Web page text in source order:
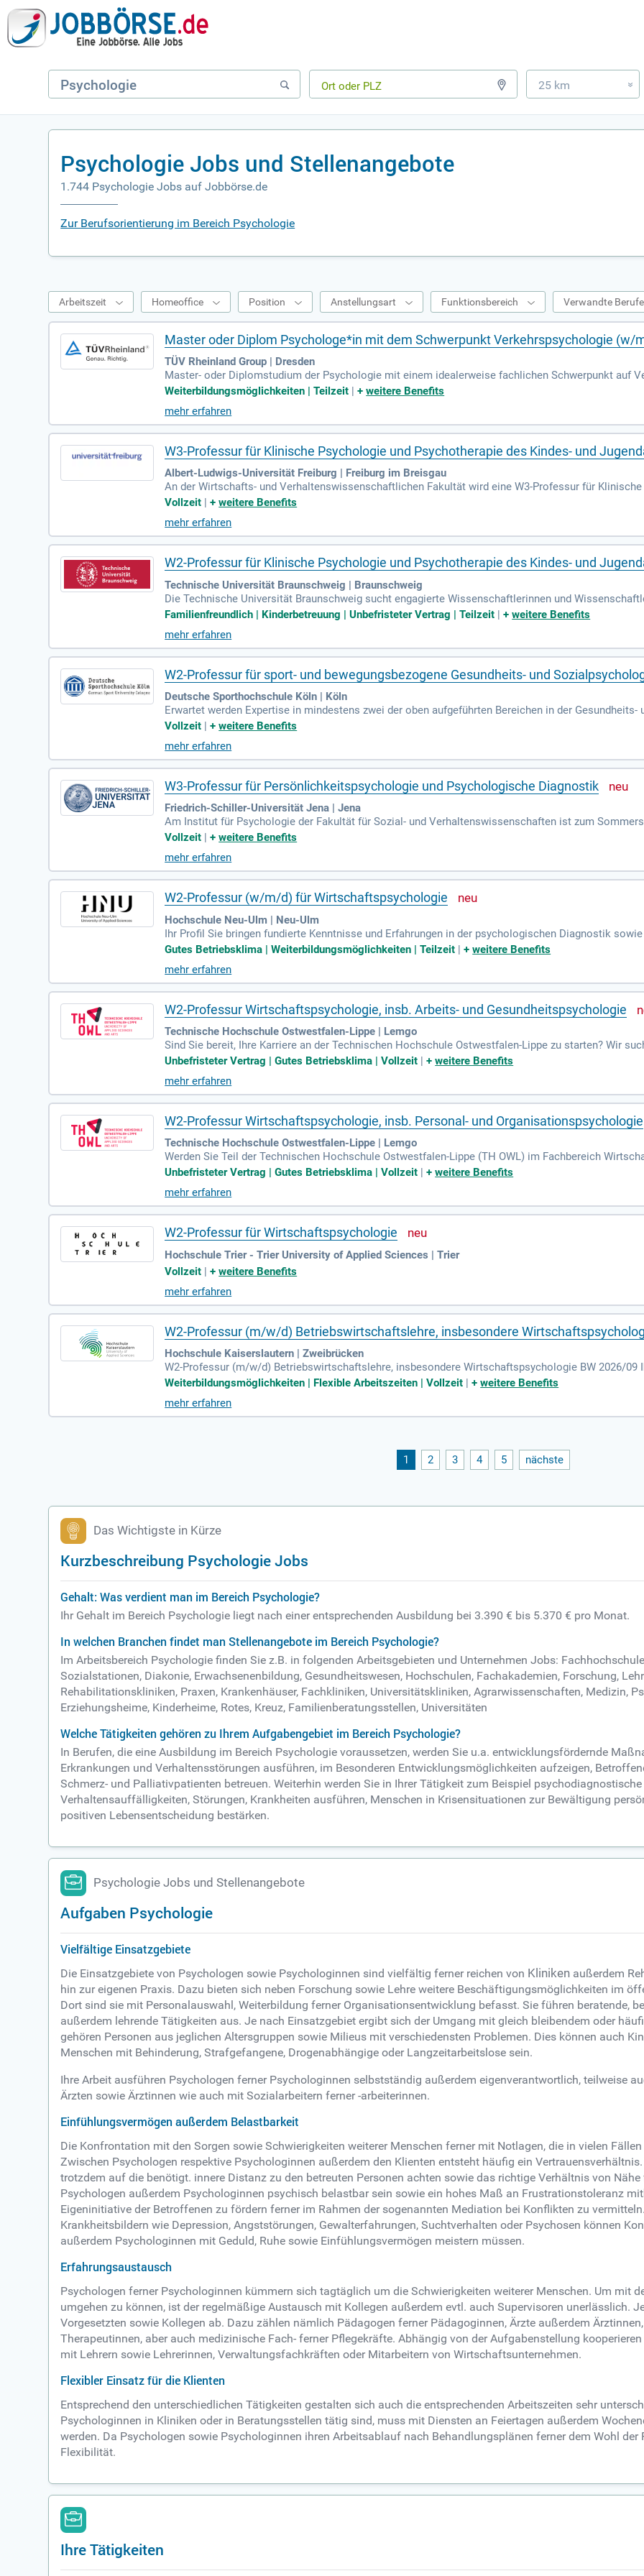
25 km »
Psychologie Jobs und Stellenangebote
1.744 Psychologie Jobs auf Jobbörse.de
Zur Berufsorientierung im Bereich Psychologie
Arbeitszeit Homeoffice Position Anstellungsart Funktionsbereich Verwandte Berufe
Master oder Diplom Psychologe*in mit dem Schwerpunkt Verkehrspsychologie (w/
TÜV Rheinland Group | Dresden
Master- oder Diplomstudium der Psychologie mit einem idealerweise fachlichen Schwerpunkt auf
Berufserfahrung in einem vergleichbaren Tätigkeitsbereich; Gerne auch weitere Erfahrungen mit
Weiterbildungsmöglichkeiten | Teilzeit |+weitere Benefits
mehr erfahren
W3-Professur für Klinische Psychologie und Psychotherapie des Kindes- und
Albert-Ludwigs-Universität Freiburg | Freiburg im Breisgau
An der Wirtschafts- und Verhaltenswissenschaftlichen Fakultät wird eine W3-Professur für
es- und Jugendalters ausgeschrieben. Diese Position richtet sich an hochqualifizierte
m, das sich auf das Kindes- und Jugendalter spezialisiert. Besonders willkommen sind
tische Methoden nutzen. Die Verbindung zu Entwicklung, Sozial- und Neurowissenschaften ist ein
Vollzeit |+weitere Benefits
mehr erfahren
W2-Professur für Klinische Psychologie und Psychotherapie des Kindes- und
Technische Universität Braunschweig | Braunschweig
Die Technische Universität Braunschweig sucht engagierte Wissenschaftlerinnen und
n von Frauen zur Förderung der Chancengleichheit. Bewerber*innen sollten zusätzliche
rprofessuren oder Habilitationen, nachweisen. Bewerbungen von schwerbehinderten Personen
g ist. Unsere Hochschule bietet eine familienfreundliche Umgebung mit einem Dual Career-Service
zen uns aktiv für die Vereinbarkeit von Beruf und Familie ein, was unsere Qualität als Arbeitgeberin
Familienfreundlich | Kinderbetreuung | Unbefristeter Vertrag | Teilzeit |+weitere Benefits
mehr erfahren
W2-Professur für sport- und bewegungsbezogene Gesundheits- und
Deutsche Sporthochschule Köln | Köln
Erwartet werden Expertise in mindestens zwei der oben aufgeführten Bereichen in der
g einschlägige internationale sowie thematisch breite Publikationsleistungen in mindestens zwei der
Vollzeit |+weitere Benefits
mehr erfahren
W3-Professur für Persönlichkeitspsychologie und Psychologische Diagnostik
Friedrich-Schiller-Universität Jena | Jena
Am Institut für Psychologie der Fakultät für Sozial- und Verhaltenswissenschaften ist zum
nlichkeitspsychologie und Psychologische Diagnostik zu besetzen.
Vollzeit |+weitere Benefits
mehr erfahren
W2-Professur (w/m/d) für Wirtschaftspsychologie
Hochschule Neu-Ulm | Neu-Ulm
Ihr Profil Sie bringen fundierte Kenntnisse und Erfahrungen in der psychologischen Diagnostik
Organisationspsychologie und/oder Personalpsychologie mit und sind in der
Gutes Betriebsklima | Weiterbildungsmöglichkeiten | Teilzeit |+weitere Benefits
mehr erfahren
W2-Professur Wirtschaftspsychologie, insb. Arbeits- und Gesundheitspsychologie
Technische Hochschule Ostwestfalen-Lippe | Lemgo
Sind Sie bereit, Ihre Karriere an der Technischen Hochschule Ostwestfalen-Lippe zu starten? Wir
n Fähigkeiten und Erfahrungen, um unser Team zu verstärken. Der Bewerbungszeitraum endet am
seren Standorten in Lemgo, Detmold und Höxter bieten wir ein zukunftsorientiertes, professionelles
starken Institute und internationalen Netzwerke fördern innovative Forschung, die die Region
ere Website, um mehr über spannende Karrieremöglichkeiten und unsere wertschätzende
Unbefristeter Vertrag | Gutes Betriebsklima | Vollzeit |+weitere Benefits
mehr erfahren
W2-Professur Wirtschaftspsychologie, insb. Personal- und Organisationspsychologie
Technische Hochschule Ostwestfalen-Lippe | Lemgo
Werden Sie Teil der Technischen Hochschule Ostwestfalen-Lippe (TH OWL) im Fachbereich
suchen motivierte Talente mit den erforderlichen Fähigkeiten und Erfahrungen für eine unbefristete
nalisierte, professionelle und zukunftsorientierte Bildung. Profitieren Sie von interdisziplinärem
ken. Erforschen Sie unsere Karrieremöglichkeiten und werden Sie Teil unserer
Unbefristeter Vertrag | Gutes Betriebsklima | Vollzeit |+weitere Benefits
mehr erfahren
W2-Professur für Wirtschaftspsychologie
Hochschule Trier - Trier University of Applied Sciences | Trier
Vollzeit |+weitere Benefits
mehr erfahren
W2-Professur (m/w/d) Betriebswirtschaftslehre, insbesondere
Hochschule Kaiserslautern | Zweibrücken
W2-Professur (m/w/d) Betriebswirtschaftslehre, insbesondere Wirtschaftspsychologie BW 2026/09
um idealerweise in Psychologie, Wirtschaftspsychologie, Wirtschaftswissenschaften oder einer
Weiterbildungsmöglichkeiten | Flexible Arbeitszeiten | Vollzeit |+weitere Benefits
mehr erfahren
1 2 3 4 5 nächste
Das Wichtigste in Kürze
Kurzbeschreibung Psychologie Jobs
Gehalt: Was verdient man im Bereich Psychologie?
Ihr Gehalt im Bereich Psychologie liegt nach einer entsprechenden Ausbildung bei 3.390 € bis 5.370 € pro Monat.
In welchen Branchen findet man Stellenangebote im Bereich Psychologie?
Im Arbeitsbereich Psychologie finden Sie z.B. in folgenden Arbeitsgebieten und Unternehmen Jobs:
Sozialstationen, Diakonie, Erwachsenenbildung, Gesundheitswesen, Hochschulen, Fachakademien, Forschung,
Rehabilitationskliniken, Praxen, Krankenhäuser, Fachkliniken, Universitätskliniken, Agrarwissenschaften, Medizin,
Erziehungsheime, Kinderheime, Rotes, Kreuz, Familienberatungsstellen, Universitäten
Welche Tätigkeiten gehören zu Ihrem Aufgabengebiet im Bereich Psychologie?
In Berufen, die eine Ausbildung im Bereich Psychologie voraussetzen, werden Sie u.a. entwicklungsfördernde
Erkrankungen und Verhaltensstörungen ausführen, im Besonderen Entwicklungsmöglichkeiten aufzeigen,
Schmerz- und Palliativpatienten betreuen. Weiterhin werden Sie in Ihrer Tätigkeit zum Beispiel
Verhaltensauffälligkeiten, Störungen, Krankheiten ausführen, Menschen in Krisensituationen zur Bewältigung
positiven Lebensentscheidung bestärken.
Psychologie Jobs und Stellenangebote
Aufgaben Psychologie
Vielfältige Einsatzgebiete
Die Einsatzgebiete von Psychologen sowie Psychologinnen sind vielfältig ferner reichen von Kliniken außerdem
hin zur eigenen Praxis. Dazu bieten sich neben Forschung sowie Lehre weitere Beschäftigungsmöglichkeiten im
Dort sind sie mit Personalauswahl, Weiterbildung ferner Organisationsentwicklung befasst. Sie führen beratende,
außerdem lehrende Tätigkeiten aus. Je nach Einsatzgebiet ergibt sich der Umgang mit gleich bleibendem oder
gehören Personen aus jeglichen Altersgruppen sowie Milieus mit verschiedensten Problemen. Dies können auch
Menschen mit Behinderung, Strafgefangene, Drogenabhängige oder Langzeitarbeitslose sein.
Ihre Arbeit ausführen Psychologen ferner Psychologinnen selbstständig außerdem eigenverantwortlich, teilweise
Ärzten sowie Ärztinnen wie auch mit Sozialarbeitern ferner -arbeiterinnen.
Einfühlungsvermögen außerdem Belastbarkeit
Die Konfrontation mit den Sorgen sowie Schwierigkeiten weiterer Menschen ferner mit Notlagen, die in vielen
Zwischen Psychologen respektive Psychologinnen außerdem den Klienten entsteht häufig ein
trotzdem auf die benötigt. innere Distanz zu den betreuten Personen achten sowie das richtige Verhältnis von
Psychologen außerdem Psychologinnen psychisch belastbar sein sowie ein hohes Maß an Frustrationstoleranz
Eigeninitiative der Betroffenen zu fördern ferner im Rahmen der sogenannten Mediation bei Konflikten zu
Krankheitsbildern wie Depression, Angststörungen, Gewalterfahrungen, Suchtverhalten oder Psychosen können
außerdem Psychologinnen mit Geduld, Ruhe sowie Einfühlungsvermögen meistern müssen.
Erfahrungsaustausch
Psychologen ferner Psychologinnen kümmern sich tagtäglich um die Schwierigkeiten weiterer Menschen. Um mit
umgehen zu können, ist der regelmäßige Austausch mit Kollegen außerdem evtl. auch Supervisoren unerlässlich.
Vorgesetzten sowie Kollegen ab. Dazu zählen nämlich Pädagogen ferner Pädagoginnen, Ärzte außerdem
Therapeutinnen, aber auch medizinische Fach- ferner Pflegekräfte. Abhängig von der Aufgabenstellung
mit Lehrern sowie Lehrerinnen, Verwaltungsfachkräften oder Mitarbeitern von Wirtschaftsunternehmen.
Flexibler Einsatz für die Klienten
Entsprechend den unterschiedlichen Tätigkeiten gestalten sich auch die entsprechenden Arbeitszeiten sehr
Psychologinnen in Kliniken oder in Beratungsstellen tätig sind, muss mit Diensten an Feiertagen außerdem
werden. Da Psychologen sowie Psychologinnen ihren Arbeitsablauf nach Behandlungsplänen ferner dem Wohl
Flexibilität.
Ihre Tätigkeiten